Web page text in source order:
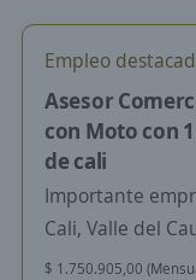
Empleo
Asesor
con Moto con
de cali
Importante
Cali, Valle del
$ 1.750.905,00